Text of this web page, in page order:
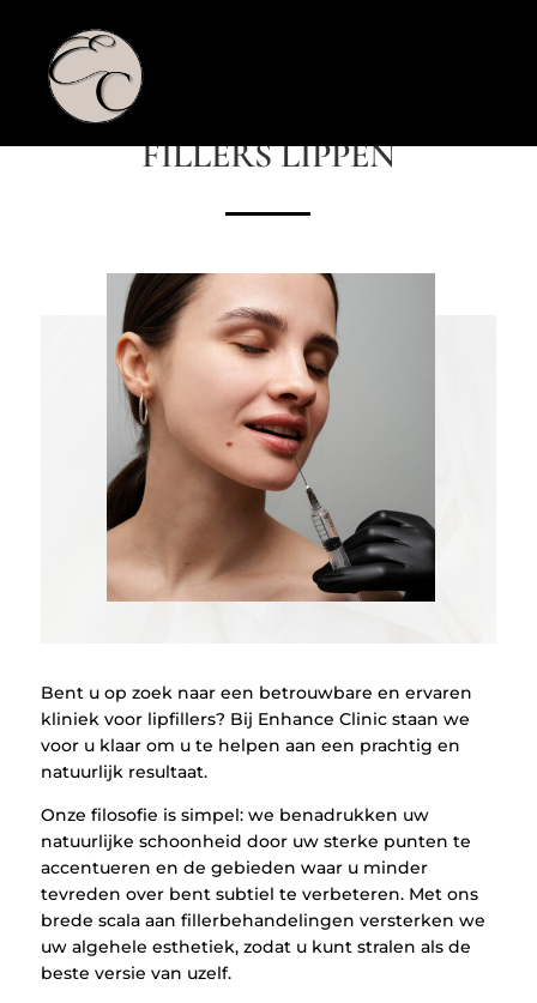
FILLERS LIPPEN
Bent u op zoek naar een betrouwbare en ervaren
kliniek voor lipfillers? Bij Enhance Clinic staan we
voor u klaar om u te helpen aan een prachtig en
natuurlijk resultaat.
Onze filosofie is simpel: we benadrukken uw
natuurlijke schoonheid door uw sterke punten te
accentueren en de gebieden waar u minder
tevreden over bent subtiel te verbeteren. Met ons
brede scala aan fillerbehandelingen versterken we
uw algehele esthetiek, zodat u kunt stralen als de
beste versie van uzelf.